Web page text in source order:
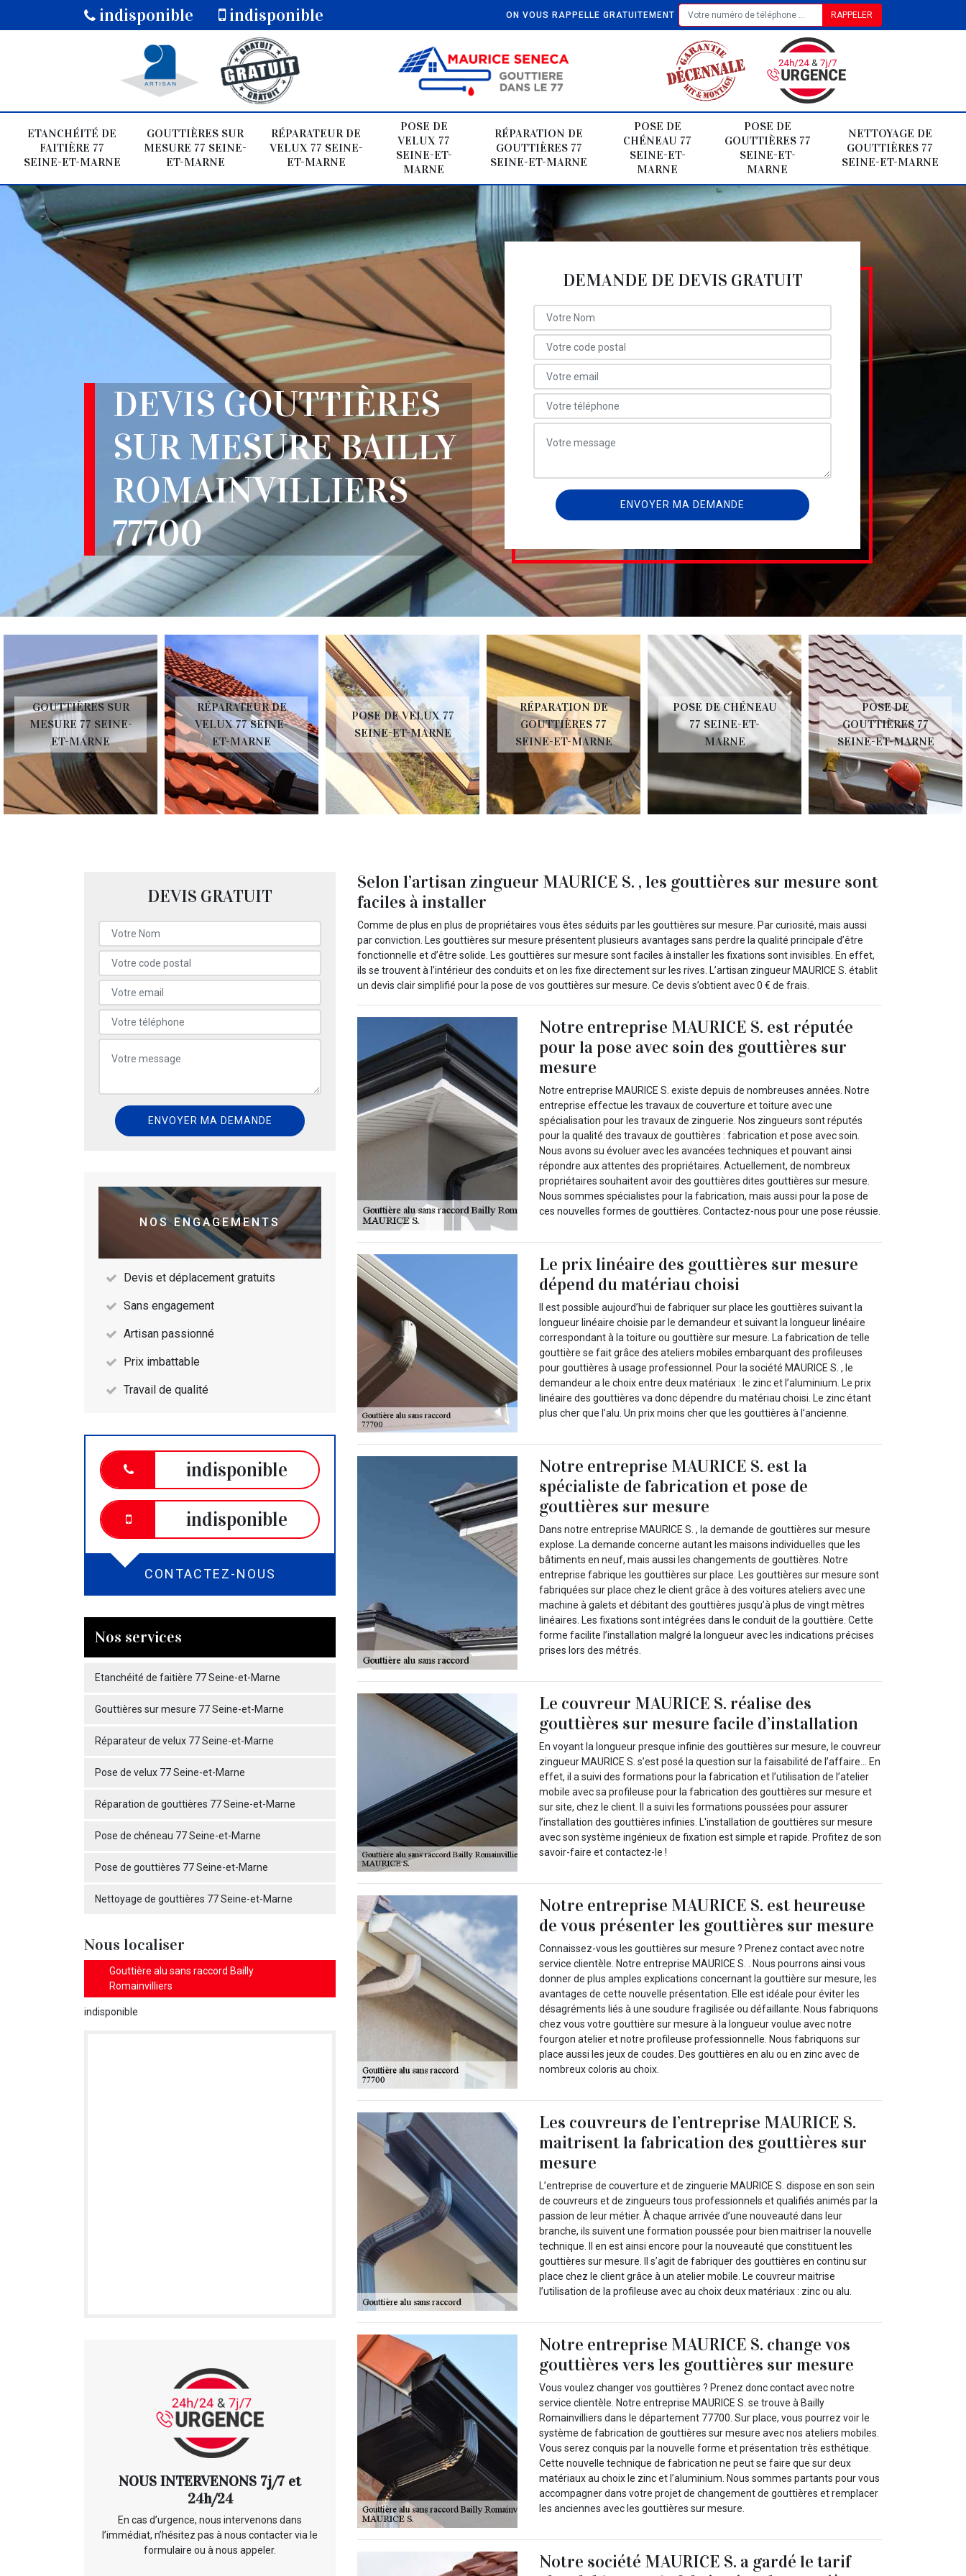
indisponible indisponible ON VOUS RAPPELLE GRATUITEMENT
ETANCHÉITÉ DE
FAITIÈRE 77
SEINE-ET-MARNE
GOUTTIÈRES SUR
MESURE 77 SEINE-
ET-MARNE
RÉPARATEUR DE
VELUX 77 SEINE-
ET-MARNE
POSE DE
VELUX 77
SEINE-ET-
MARNE
RÉPARATION DE
GOUTTIÈRES 77
SEINE-ET-MARNE
POSE DE
CHÉNEAU 77
SEINE-ET-
MARNE
POSE DE
GOUTTIÈRES 77
SEINE-ET-
MARNE
NETTOYAGE DE
GOUTTIÈRES 77
SEINE-ET-MARNE
DEVIS GOUTTIÈRES
SUR MESURE BAILLY
ROMAINVILLIERS
77700
DEMANDE DE DEVIS GRATUIT
GOUTTIÈRES SUR
MESURE 77 SEINE-
ET-MARNE
RÉPARATEUR DE
VELUX 77 SEINE-
ET-MARNE
POSE DE VELUX 77
SEINE-ET-MARNE
RÉPARATION DE
GOUTTIÈRES 77
SEINE-ET-MARNE
POSE DE CHÉNEAU
77 SEINE-ET-
MARNE
POSE DE
GOUTTIÈRES 77
SEINE-ET-MARNE
DEVIS GRATUIT
NOS ENGAGEMENTS
Devis et déplacement gratuits
Sans engagement
Artisan passionné
Prix imbattable
Travail de qualité
indisponible
indisponible
CONTACTEZ-NOUS
Nos services
Etanchéité de faitière 77 Seine-et-Marne
Gouttières sur mesure 77 Seine-et-Marne
Réparateur de velux 77 Seine-et-Marne
Pose de velux 77 Seine-et-Marne
Réparation de gouttières 77 Seine-et-Marne
Pose de chéneau 77 Seine-et-Marne
Pose de gouttières 77 Seine-et-Marne
Nettoyage de gouttières 77 Seine-et-Marne
Nous localiser
Gouttière alu sans raccord Bailly
Romainvilliers
indisponible
NOUS INTERVENONS 7j/7 et
24h/24
En cas d’urgence, nous intervenons dans
l’immédiat, n’hésitez pas à nous contacter via le
formulaire ou à nous appeler.
Selon l’artisan zingueur MAURICE S. , les gouttières sur mesure sont
faciles à installer
Comme de plus en plus de propriétaires vous êtes séduits par les gouttières sur mesure. Par curiosité, mais aussi
par conviction. Les gouttières sur mesure présentent plusieurs avantages sans perdre la qualité principale d’être
fonctionnelle et d’être solide. Les gouttières sur mesure sont faciles à installer les fixations sont invisibles. En effet,
ils se trouvent à l’intérieur des conduits et on les fixe directement sur les rives. L’artisan zingueur MAURICE S. établit
un devis clair simplifié pour la pose de vos gouttières sur mesure. Ce devis s’obtient avec 0 € de frais.
Notre entreprise MAURICE S. est réputée
pour la pose avec soin des gouttières sur
mesure
Notre entreprise MAURICE S. existe depuis de nombreuses années. Notre
entreprise effectue les travaux de couverture et toiture avec une
spécialisation pour les travaux de zinguerie. Nos zingueurs sont réputés
pour la qualité des travaux de gouttières : fabrication et pose avec soin.
Nous avons su évoluer avec les avancées techniques et pouvant ainsi
répondre aux attentes des propriétaires. Actuellement, de nombreux
propriétaires souhaitent avoir des gouttières dites gouttières sur mesure.
Nous sommes spécialistes pour la fabrication, mais aussi pour la pose de
ces nouvelles formes de gouttières. Contactez-nous pour une pose réussie.
Le prix linéaire des gouttières sur mesure
dépend du matériau choisi
Il est possible aujourd’hui de fabriquer sur place les gouttières suivant la
longueur linéaire choisie par le demandeur et suivant la longueur linéaire
correspondant à la toiture ou gouttière sur mesure. La fabrication de telle
gouttière se fait grâce des ateliers mobiles embarquant des profileuses
pour gouttières à usage professionnel. Pour la société MAURICE S. , le
demandeur a le choix entre deux matériaux : le zinc et l’aluminium. Le prix
linéaire des gouttières va donc dépendre du matériau choisi. Le zinc étant
plus cher que l’alu. Un prix moins cher que les gouttières à l’ancienne.
Notre entreprise MAURICE S. est la
spécialiste de fabrication et pose de
gouttières sur mesure
Dans notre entreprise MAURICE S. , la demande de gouttières sur mesure
explose. La demande concerne autant les maisons individuelles que les
bâtiments en neuf, mais aussi les changements de gouttières. Notre
entreprise fabrique les gouttières sur place. Les gouttières sur mesure sont
fabriquées sur place chez le client grâce à des voitures ateliers avec une
machine à galets et débitant des gouttières jusqu’à plus de vingt mètres
linéaires. Les fixations sont intégrées dans le conduit de la gouttière. Cette
forme facilite l’installation malgré la longueur avec les indications précises
prises lors des métrés.
Le couvreur MAURICE S. réalise des
gouttières sur mesure facile d’installation
En voyant la longueur presque infinie des gouttières sur mesure, le couvreur
zingueur MAURICE S. s’est posé la question sur la faisabilité de l’affaire… En
effet, il a suivi des formations pour la fabrication et l’utilisation de l’atelier
mobile avec sa profileuse pour la fabrication des gouttières sur mesure et
sur site, chez le client. Il a suivi les formations poussées pour assurer
l’installation des gouttières infinies. L'installation de gouttières sur mesure
avec son système ingénieux de fixation est simple et rapide. Profitez de son
savoir-faire et contactez-le !
Notre entreprise MAURICE S. est heureuse
de vous présenter les gouttières sur mesure
Connaissez-vous les gouttières sur mesure ? Prenez contact avec notre
service clientèle. Notre entreprise MAURICE S. . Nous pourrons ainsi vous
donner de plus amples explications concernant la gouttière sur mesure, les
avantages de cette nouvelle présentation. Elle est idéale pour éviter les
désagréments liés à une soudure fragilisée ou défaillante. Nous fabriquons
chez vous votre gouttière sur mesure à la longueur voulue avec notre
fourgon atelier et notre profileuse professionnelle. Nous fabriquons sur
place aussi les jeux de coudes. Des gouttières en alu ou en zinc avec de
nombreux coloris au choix.
Les couvreurs de l’entreprise MAURICE S.
maitrisent la fabrication des gouttières sur
mesure
L’entreprise de couverture et de zinguerie MAURICE S. dispose en son sein
de couvreurs et de zingueurs tous professionnels et qualifiés animés par la
passion de leur métier. À chaque arrivée d’une nouveauté dans leur
branche, ils suivent une formation poussée pour bien maitriser la nouvelle
technique. Il en est ainsi encore pour la nouveauté que constituent les
gouttières sur mesure. Il s’agit de fabriquer des gouttières en continu sur
place chez le client grâce à un atelier mobile. Le couvreur maitrise
l’utilisation de la profileuse avec au choix deux matériaux : zinc ou alu.
Notre entreprise MAURICE S. change vos
gouttières vers les gouttières sur mesure
Vous voulez changer vos gouttières ? Prenez donc contact avec notre
service clientèle. Notre entreprise MAURICE S. se trouve à Bailly
Romainvilliers dans le département 77700. Sur place, vous pourrez voir le
système de fabrication de gouttières sur mesure avec nos ateliers mobiles.
Vous serez conquis par la nouvelle forme et présentation très esthétique.
Cette nouvelle technique de fabrication ne peut se faire que sur deux
matériaux au choix le zinc et l’aluminium. Nous sommes partants pour vous
accompagner dans votre projet de changement de gouttières et remplacer
les anciennes avec les gouttières sur mesure.
Notre société MAURICE S. a gardé le tarif